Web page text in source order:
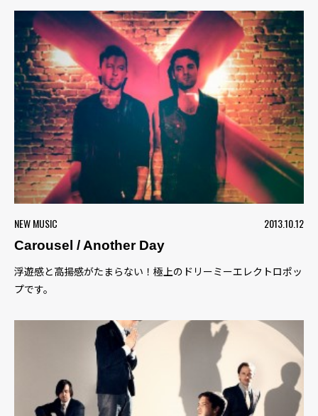
NEW MUSIC
2013.10.12
Carousel / Another Day
浮遊感と高揚感がたまらない！極上のドリーミーエレクトロポッ
プです。